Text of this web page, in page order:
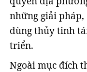
những giải
dùng thủy tinh
triển.
Ngoài mục đích